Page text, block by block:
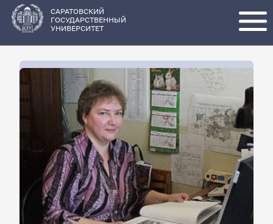
основному
содержанию
САРАТОВСКИЙ
ГОСУДАРСТВЕННЫЙ
УНИВЕРСИТЕТ